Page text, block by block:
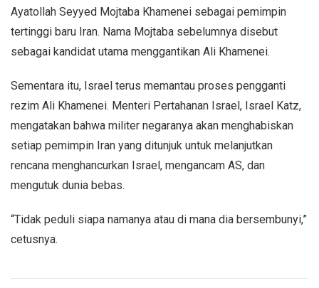
Ayatollah Seyyed Mojtaba Khamenei sebagai pemimpin
tertinggi baru Iran. Nama Mojtaba sebelumnya disebut
sebagai kandidat utama menggantikan Ali Khamenei.
Sementara itu, Israel terus memantau proses pengganti
rezim Ali Khamenei. Menteri Pertahanan Israel, Israel Katz,
mengatakan bahwa militer negaranya akan menghabiskan
setiap pemimpin Iran yang ditunjuk untuk melanjutkan
rencana menghancurkan Israel, mengancam AS, dan
mengutuk dunia bebas.
“Tidak peduli siapa namanya atau di mana dia bersembunyi,”
cetusnya.